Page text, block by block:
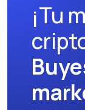
¡Tu